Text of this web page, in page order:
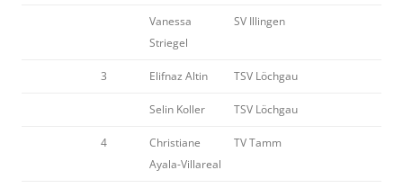
Vanessa
Striegel
SV Illingen
3 Elifnaz Altin TSV Löchgau
Selin Koller TSV Löchgau
4
Christiane
Ayala-Villareal
TV Tamm